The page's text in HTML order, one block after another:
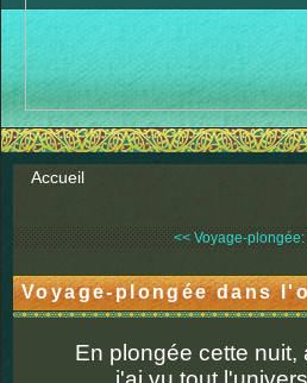
Accueil
<< Voyage-
Voyage-plongée dans
En plongée cette nuit,